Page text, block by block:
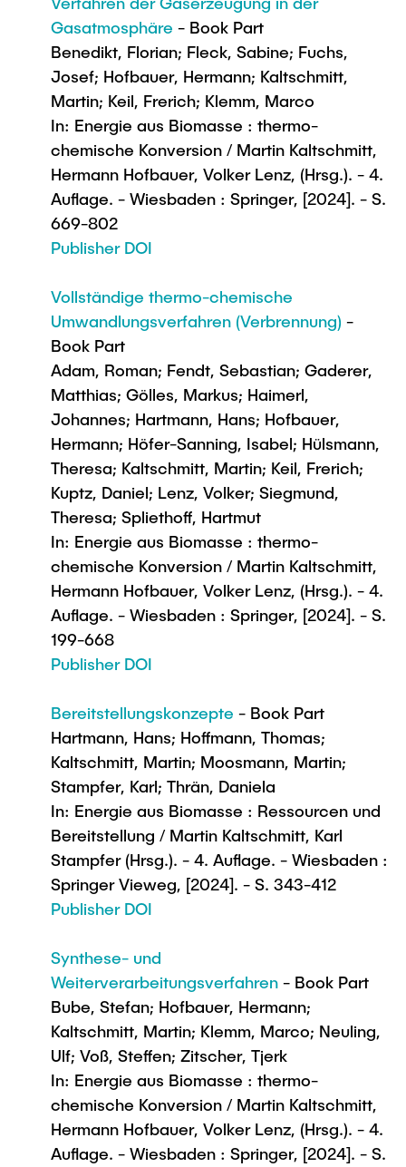
Gasatmosphäre - Book Part
Benedikt, Florian; Fleck, Sabine; Fuchs,
Josef; Hofbauer, Hermann; Kaltschmitt,
Martin; Keil, Frerich; Klemm, Marco
In: Energie aus Biomasse : thermo-
chemische Konversion / Martin Kaltschmitt,
Hermann Hofbauer, Volker Lenz, (Hrsg.). - 4.
Auflage. - Wiesbaden : Springer, [2024]. - S.
669-802
Publisher DOI
Vollständige thermo-chemische
Umwandlungsverfahren (Verbrennung) -
Book Part
Adam, Roman; Fendt, Sebastian; Gaderer,
Matthias; Gölles, Markus; Haimerl,
Johannes; Hartmann, Hans; Hofbauer,
Hermann; Höfer-Sanning, Isabel; Hülsmann,
Theresa; Kaltschmitt, Martin; Keil, Frerich;
Kuptz, Daniel; Lenz, Volker; Siegmund,
Theresa; Spliethoff, Hartmut
In: Energie aus Biomasse : thermo-
chemische Konversion / Martin Kaltschmitt,
Hermann Hofbauer, Volker Lenz, (Hrsg.). - 4.
Auflage. - Wiesbaden : Springer, [2024]. - S.
199-668
Publisher DOI
Bereitstellungskonzepte - Book Part
Hartmann, Hans; Hoffmann, Thomas;
Kaltschmitt, Martin; Moosmann, Martin;
Stampfer, Karl; Thrän, Daniela
In: Energie aus Biomasse : Ressourcen und
Bereitstellung / Martin Kaltschmitt, Karl
Stampfer (Hrsg.). - 4. Auflage. - Wiesbaden :
Springer Vieweg, [2024]. - S. 343-412
Publisher DOI
Synthese- und
Weiterverarbeitungsverfahren - Book Part
Bube, Stefan; Hofbauer, Hermann;
Kaltschmitt, Martin; Klemm, Marco; Neuling,
Ulf; Voß, Steffen; Zitscher, Tjerk
In: Energie aus Biomasse : thermo-
chemische Konversion / Martin Kaltschmitt,
Hermann Hofbauer, Volker Lenz, (Hrsg.). - 4.
Auflage. - Wiesbaden : Springer, [2024]. - S.